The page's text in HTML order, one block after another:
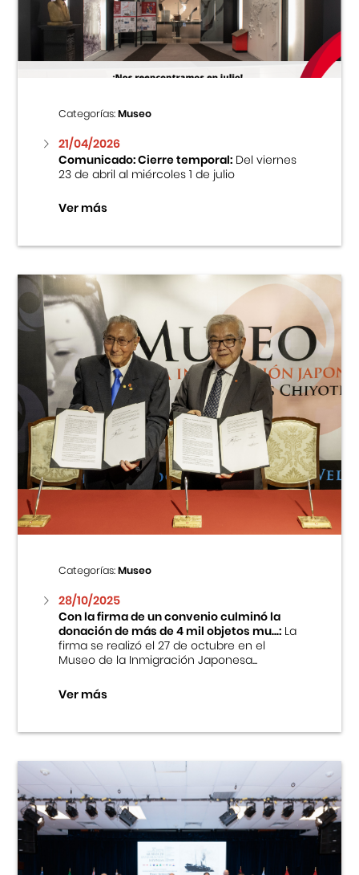
Centro Cultural Peruano Japonés
Museo de la Inmigración Japonesa
Fondo Editorial
Teatro Peruano Japonés
Categorías:Museo
21/04/2026
Comunicado: Cierre temporal:Del viernes
23 de abril al miércoles 1 de julio
Ver más
Categorías:Museo
28/10/2025
Con la firma de un convenio culminó la
donación de más de 4 mil objetos mu...:La
firma se realizó el 27 de octubre en el
Museo de la Inmigración Japonesa...
Ver más